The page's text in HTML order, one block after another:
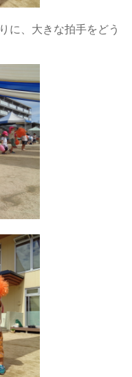
に、大きな拍手をどう